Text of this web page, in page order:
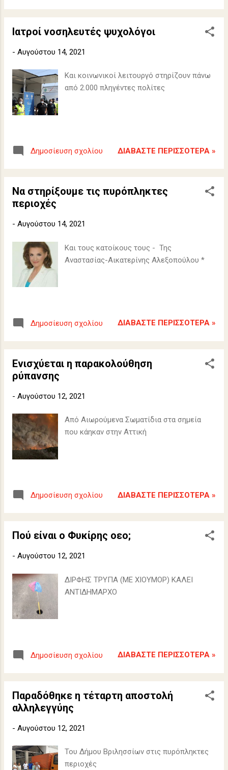
Ιατροί νοσηλευτές ψυχολόγοι
- Αυγούστου 14, 2021
Και κοινωνικοί λειτουργό στηρίζουν πάνω
από 2.000 πληγέντες πολίτες
Δημοσίευση σχολίου ΔΙΑΒΆΣΤΕ ΠΕΡΙΣΣΌΤΕΡΑ »
Να στηρίξουμε τις πυρόπληκτες
περιοχές
- Αυγούστου 14, 2021
Και τους κατοίκους τους - Της
Αναστασίας-Αικατερίνης Αλεξοπούλου *
Δημοσίευση σχολίου ΔΙΑΒΆΣΤΕ ΠΕΡΙΣΣΌΤΕΡΑ »
Ενισχύεται η παρακολούθηση
ρύπανσης
- Αυγούστου 12, 2021
Από Αιωρούμενα Σωματίδια στα σημεία
που κάηκαν στην Αττική
Δημοσίευση σχολίου ΔΙΑΒΆΣΤΕ ΠΕΡΙΣΣΌΤΕΡΑ »
Πού είναι ο Φυκίρης οεο;
- Αυγούστου 12, 2021
ΔΙΡΦΗΣ ΤΡΥΠΑ (ΜΕ ΧΙΟΥΜΟΡ) ΚΑΛΕΙ
ΑΝΤΙΔΗΜΑΡΧΟ
Δημοσίευση σχολίου ΔΙΑΒΆΣΤΕ ΠΕΡΙΣΣΌΤΕΡΑ »
Παραδόθηκε η τέταρτη αποστολή
αλληλεγγύης
- Αυγούστου 12, 2021
Του Δήμου Βριλησσίων στις πυρόπληκτες
περιοχές